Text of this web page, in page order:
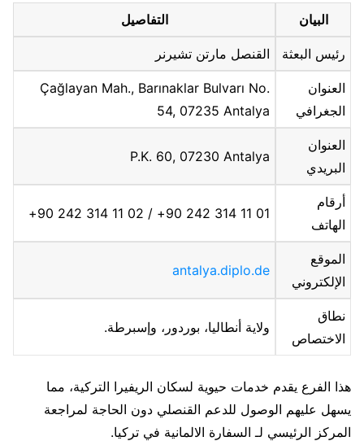
البيان التفاصيل
رئيس البعثة القنصل مارتن تشيرنر
العنوان
الجغرافي
Çağlayan Mah., Barınaklar Bulvarı No.
54, 07235 Antalya
العنوان
البريدي
P.K. 60, 07230 Antalya
أرقام
الهاتف
01 11 314 242 90+ / 02 11 314 242 90+
الموقع
الإلكتروني
antalya.diplo.de
نطاق
الاختصاص
ولاية أنطاليا، بوردور، وإسبرطة.
هذا الفرع يقدم خدمات حيوية لسكان الريفيرا التركية، مما
يسهل عليهم الوصول للدعم القنصلي دون الحاجة لمراجعة
المركز الرئيسي لـ السفارة الالمانية في تركيا.